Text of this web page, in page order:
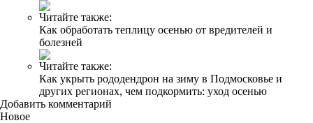
Читайте также:
Как обработать теплицу осенью от вредителей и
болезней
Читайте также:
Как укрыть рододендрон на зиму в Подмосковье и
других регионах, чем подкормить: уход осенью
Добавить комментарий
Новое